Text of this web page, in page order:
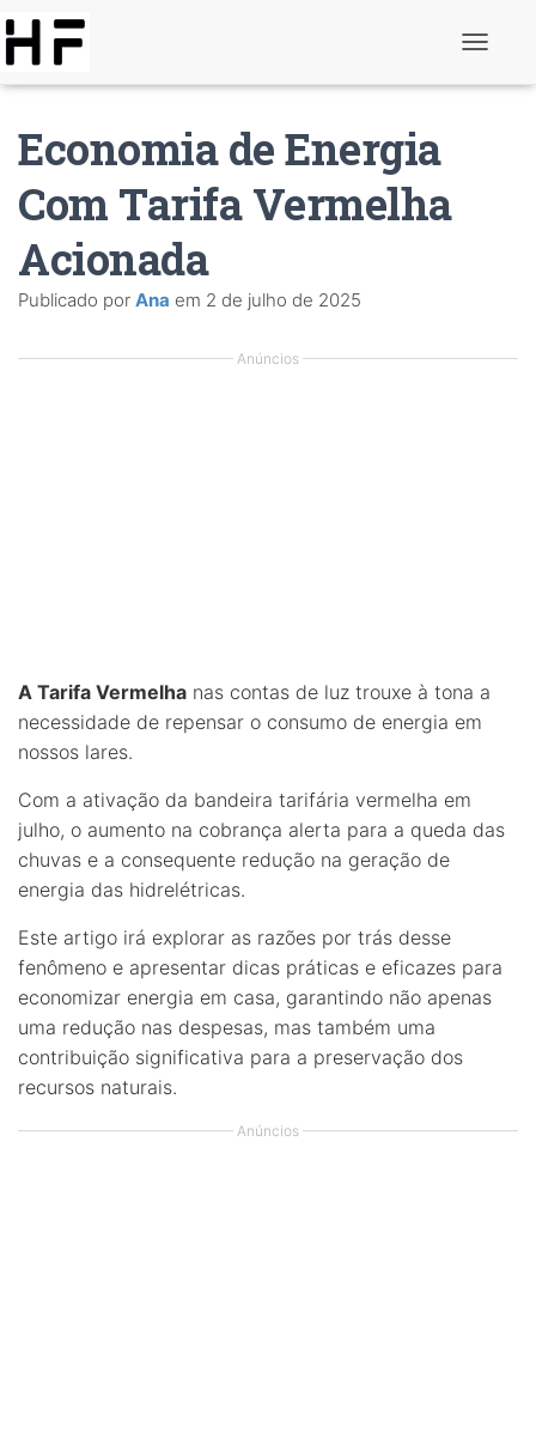
a
Economia de Energia
Com Tarifa Vermelha
Acionada
Publicado por Ana em 2 de julho de 2025
Anúncios
A Tarifa Vermelha nas contas de luz trouxe à tona a
necessidade de repensar o consumo de energia em
nossos lares.
Com a ativação da bandeira tarifária vermelha em
julho, o aumento na cobrança alerta para a queda das
chuvas e a consequente redução na geração de
energia das hidrelétricas.
Este artigo irá explorar as razões por trás desse
fenômeno e apresentar dicas práticas e eficazes para
economizar energia em casa, garantindo não apenas
uma redução nas despesas, mas também uma
contribuição significativa para a preservação dos
recursos naturais.
Anúncios